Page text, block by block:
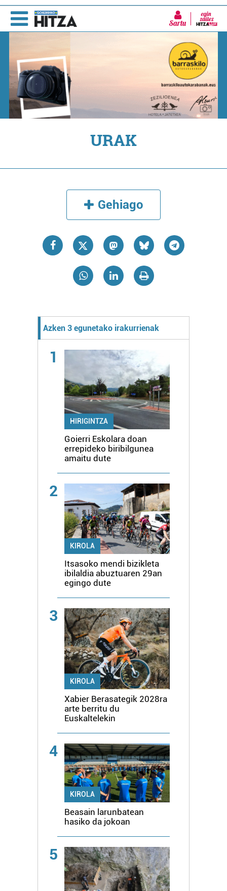
Sartu
URAK
Gehiago
Azken 3 egunetako irakurrienak
1
HIRIGINTZA
Goierri Eskolara doan
errepideko biribilgunea
amaitu dute
2
KIROLA
Itsasoko mendi bizikleta
ibilaldia abuztuaren 29an
egingo dute
3
KIROLA
Xabier Berasategik 2028ra
arte berritu du
Euskaltelekin
4
KIROLA
Beasain larunbatean
hasiko da jokoan
5